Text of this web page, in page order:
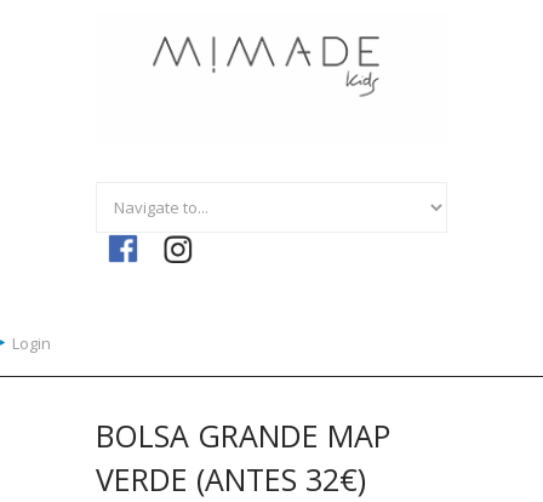
Login
BOLSA GRANDE MAP
VERDE (ANTES 32€)